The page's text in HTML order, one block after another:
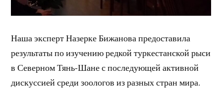
Наша эксперт Назерке Бижанова предоставила
результаты по изучению редкой туркестанской рыси
в Северном Тянь-Шане с последующей активной
дискуссией среди зоологов из разных стран мира.